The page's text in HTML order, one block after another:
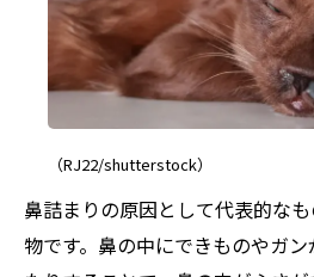
（RJ22/shutterstock）
鼻詰まりの原因として代表的な
物です。鼻の中にできものやガ